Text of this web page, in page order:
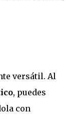
versátil. Al
, puedes
con